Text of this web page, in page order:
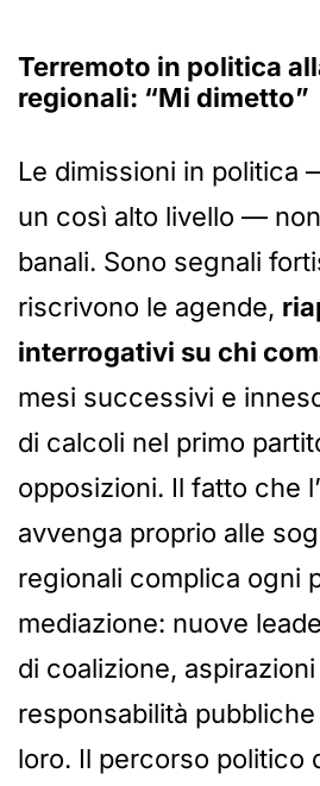
Terremoto in politica
regionali: “Mi dimetto”
Le dimissioni in politica
un così alto livello —
banali. Sono segnali
riscrivono le agende,
interrogativi su chi
mesi successivi e
di calcoli nel primo
opposizioni. Il fatto che
avvenga proprio alle
regionali complica ogni
mediazione: nuove
di coalizione,
responsabilità
loro. Il percorso politico